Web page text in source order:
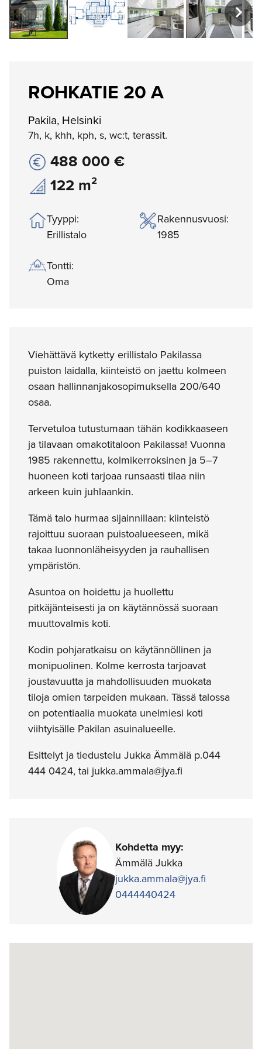
ROHKATIE 20 A
Pakila, Helsinki
7h, k, khh, kph, s, wc:t, terassit.
488 000 €
122 m²
Tyyppi:
Erillistalo
Rakennusvuosi:
1985
Tontti:
Oma
Viehättävä kytketty erillistalo Pakilassa
puiston laidalla, kiinteistö on jaettu kolmeen
osaan hallinnanjakosopimuksella 200/640
osaa.
Tervetuloa tutustumaan tähän kodikkaaseen
ja tilavaan omakotitaloon Pakilassa! Vuonna
1985 rakennettu, kolmikerroksinen ja 5–7
huoneen koti tarjoaa runsaasti tilaa niin
arkeen kuin juhlaankin.
Tämä talo hurmaa sijainnillaan: kiinteistö
rajoittuu suoraan puistoalueeseen, mikä
takaa luonnonläheisyyden ja rauhallisen
ympäristön.
Asuntoa on hoidettu ja huollettu
pitkäjänteisesti ja on käytännössä suoraan
muuttovalmis koti.
Kodin pohjaratkaisu on käytännöllinen ja
monipuolinen. Kolme kerrosta tarjoavat
joustavuutta ja mahdollisuuden muokata
tiloja omien tarpeiden mukaan. Tässä talossa
on potentiaalia muokata unelmiesi koti
viihtyisälle Pakilan asuinalueelle.
Esittelyt ja tiedustelu Jukka Ämmälä p.044
444 0424, tai jukka.ammala@jya.fi
Kohdetta myy:
Ämmälä Jukka
jukka.ammala@jya.fi
0444440424